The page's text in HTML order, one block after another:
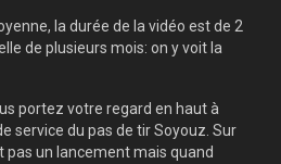
la durée de la vidéo est de 2
de plusieurs mois: on y voit la
portez votre regard en haut à
service du pas de tir Soyouz. Sur
pas un lancement mais quand